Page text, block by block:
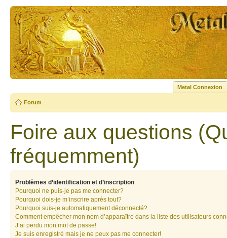
Metal Connexion
Forum
Foire aux questions
fréquemment)
Problèmes d’identification et d’inscription
Pourquoi ne puis-je pas me connecter?
Pourquoi dois-je m’inscrire après tout?
Pourquoi suis-je automatiquement déconnecté?
Comment empêcher mon nom d’apparaître dans la liste des utilisateurs
J’ai perdu mon mot de passe!
Je suis enregistré mais je ne peux pas me connecter!